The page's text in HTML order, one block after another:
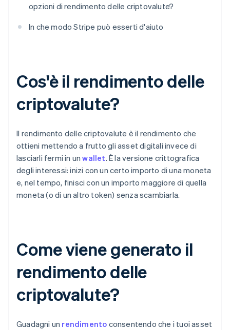
opzioni di rendimento delle criptovalute?
In che modo Stripe può esserti d'aiuto
Cos'è il rendimento delle
criptovalute?
Il rendimento delle criptovalute è il rendimento che
ottieni mettendo a frutto gli asset digitali invece di
lasciarli fermi in unwallet. È la versione crittografica
degli interessi: inizi con un certo importo di una moneta
e, nel tempo, finisci con un importo maggiore di quella
moneta (o di un altro token) senza scambiarla.
Come viene generato il
rendimento delle
criptovalute?
Guadagni un rendimento consentendo che i tuoi asset